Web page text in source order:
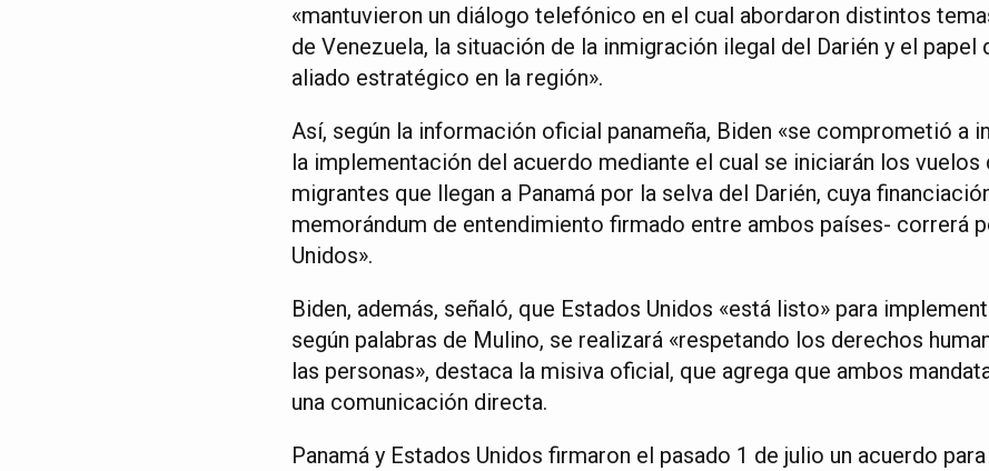
«mantuvieron un diálogo telefónico en el cual abordaron distintos
de Venezuela, la situación de la inmigración ilegal del Darién y el papel
aliado estratégico en la región».
Así, según la información oficial panameña, Biden «se comprometió a
la implementación del acuerdo mediante el cual se iniciarán los
migrantes que llegan a Panamá por la selva del Darién, cuya
memorándum de entendimiento firmado entre ambos países- correrá
Unidos».
Biden, además, señaló, que Estados Unidos «está listo» para
según palabras de Mulino, se realizará «respetando los derechos
las personas», destaca la misiva oficial, que agrega que ambos
una comunicación directa.
Panamá y Estados Unidos firmaron el pasado 1 de julio un acuerdo